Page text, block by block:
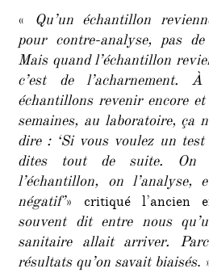
« Qu’un échantillon
pour contre-analyse, pas
Mais quand l’échantillon
c’est de l’acharnement.
échantillons revenir encore
semaines, au laboratoire, ça
dire : ‘Si vous voulez un
dites tout de suite. On
l’échantillon, on
négatif’» critiqué l’ancien
souvent dit entre nous
sanitaire allait arriver.
résultats qu’on savait biaisés.